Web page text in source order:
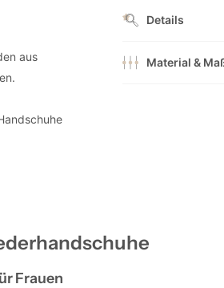
aus
Details
Material &
Frauen